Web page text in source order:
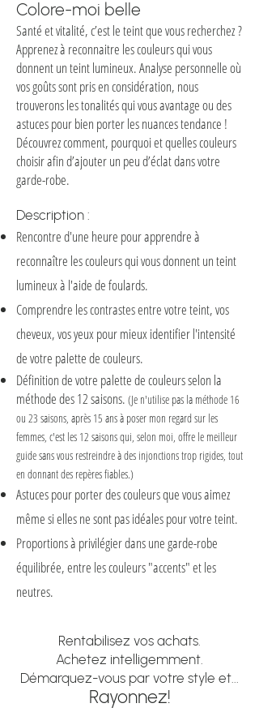
Colore-moi belle
Santé et vitalité, c’est le teint que vous recherchez?
Apprenez à reconnaitre les couleurs qui vous
donnent un teint lumineux. Analyse personnelle où
vos goûts sont pris en considération, nous
trouverons les tonalités qui vous avantage ou des
astuces pour bien porter les nuances tendance !
Découvrez comment, pourquoi et quelles couleurs
choisir afin d’ajouter un peu d’éclat dans votre
garde-robe.​
​Description :​
Rencontre d'une heure pour apprendre à
reconnaître les couleurs qui vous donnent un teint
lumineux à l'aide de foulards.
Comprendre les contrastes entre votre teint, vos
cheveux, vos yeux pour mieux identifier l'intensité
de votre palette de couleurs.
Définition de votre palette de couleurs selon la
méthode des 12 saisons. (Je n'utilise pas la méthode 16
ou 23 saisons, après 15 ans à poser mon regard sur les
femmes, c'est les 12 saisons qui, selon moi, offre le meilleur
guide sans vous restreindre à des injonctions trop rigides, tout
en donnant des repères fiables.)
Astuces pour porter des couleurs que vous aimez
même si elles ne sont pas idéales pour votre teint.
Proportions à privilégier dans une garde-robe
équilibrée, entre les couleurs "accents" et les
neutres.
Rentabilisez vos achats.
Achetez intelligemment.
Démarquez-vous par votre style et...
Rayonnez!